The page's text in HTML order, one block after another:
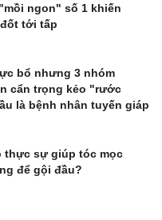
ngon" số 1 khiến
tới tấp
bổ nhưng 3 nhóm
cẩn trọng kẻo "rước
là bệnh nhân tuyến giáp
thực sự giúp tóc mọc
để gội đầu?